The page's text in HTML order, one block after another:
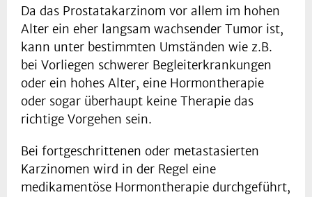
Da das Prostatakarzinom vor allem im hohen
Alter ein eher langsam wachsender Tumor ist,
kann unter bestimmten Umständen wie z.B.
bei Vorliegen schwerer Begleiterkrankungen
oder ein hohes Alter, eine Hormontherapie
oder sogar überhaupt keine Therapie das
richtige Vorgehen sein.
Bei fortgeschrittenen oder metastasierten
Karzinomen wird in der Regel eine
medikamentöse Hormontherapie durchgeführt,